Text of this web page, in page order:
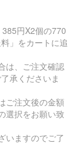
円X2個の770
」をカートに追
は、ご注文確認
承くださいま
ご注文後の金額
選択をお願い致
いますのでご了